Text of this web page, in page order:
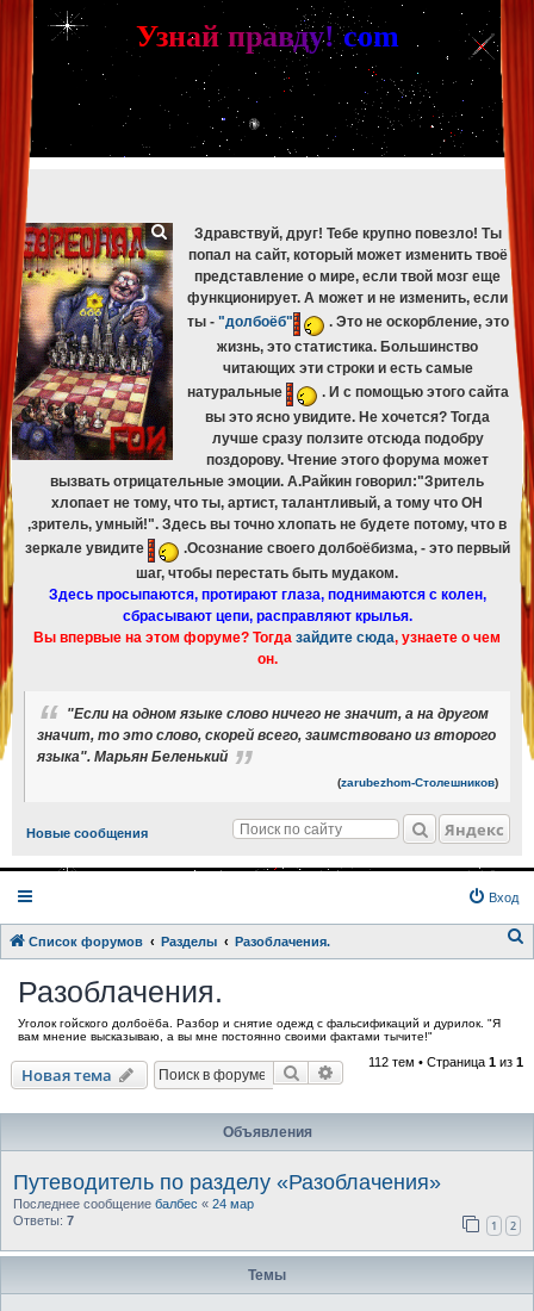
[phpBB Debug] PHP Warning : in file [ROOT]/phpbb/db/driver/mysqli.php
mysqli_fetch_assoc(): Couldn't fetch mysqli_result
[phpBB Debug] PHP Warning: in file[ROOT]/phpbb/db/driver/mysqli.php 329
mysqli_free_result(): Couldn't fetch mysqli_result
[phpBB Debug] PHP Warning
[ROOT]/phpbb/db/driver/mysqli.php on line 265
mysqli_fetch_assoc(): Couldn't fetch mysqli_result
[phpBB Debug] PHP Warning
: in file [ROOT]/phpbb/db/driver/mysqli.php on line329
mysqli_free_result(): Couldn't fetch mysqli_result
[phpBB Debug] PHP Warning: in file [ROOT]/phpbb/db/driver/mysqli.php on line 265
mysqli_fetch_assoc(): Couldn't fetch mysqli_result
[phpBB Debug] PHP Warning
[ROOT]/phpbb/db/driver/mysqli.php on line329:
mysqli_free_result(): Couldn't fetch mysqli_result
Узнай правду! com
Здравствуй, друг! Тебе крупно повезло! Ты
попал на сайт, который может изменить твоё
представление о мире, если твой мозг еще
функционирует. А может и не изменить, если
ты - "долбоёб"
. Это не оскорбление, это
жизнь, это статистика. Большинство
читающих эти строки и есть самые
натуральные
. И с помощью этого сайта
вы это ясно увидите. Не хочется? Тогда
лучше сразу ползите отсюда подобру
поздорову. Чтение этого форума может
вызвать отрицательные эмоции. А.Райкин говорил:"Зритель
хлопает не тому, что ты, артист, талантливый, а тому что ОН
,зритель, умный!". Здесь вы точно хлопать не будете потому, что в
зеркале увидите
.Осознание своего долбоёбизма, - это первый
шаг, чтобы перестать быть мудаком.
Здесь просыпаются, протирают глаза, поднимаются с колен,
сбрасывают цепи, расправляют крылья.
Вы впервые на этом форуме? Тогда зайдите сюда, узнаете о чем
он.
"Если на одном языке слово ничего не значит, а на другом
значит, то это слово, скорей всего, заимствовано из второго
языка". Марьян Беленький
(zarubezhom-Столешников)
Новые сообщения Яндекс
Вход
Список форумов Разделы Разоблачения.
Разоблачения.
Уголок гойского долбоёба. Разбор и снятие одежд с фальсификаций и дурилок. "Я
вам мнение высказываю, а вы мне постоянно своими фактами тычите!"
Новая тема Поиск Расширенный поиск
112 тем • Страница 1 из 1
Объявления
Путеводитель по разделу «Разоблачения»
Последнее сообщение балбес « 24 мар
Ответы: 7 1 2
Темы